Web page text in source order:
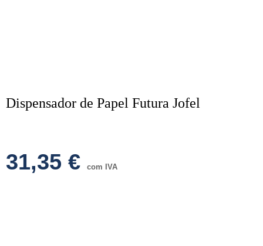
Dispensador de Papel Futura Jofel
31,35 € com IVA